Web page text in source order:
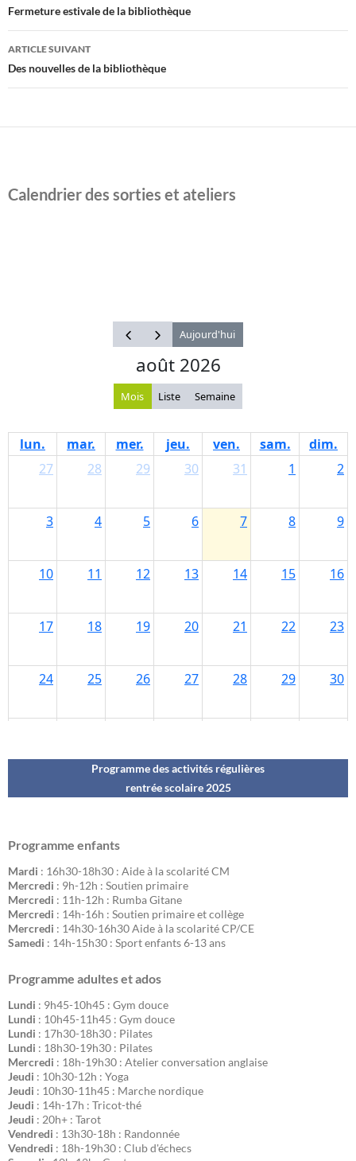
des
articles
Fermeture estivale de la bibliothèque
ARTICLE SUIVANT
Des nouvelles de la bibliothèque
Calendrier des sorties et ateliers
Programme des activités régulières
rentrée scolaire 2025
Programme enfants
Mardi : 16h30-18h30 : Aide à la scolarité CM
Mercredi : 9h-12h : Soutien primaire
Mercredi : 11h-12h : Rumba Gitane
Mercredi : 14h-16h : Soutien primaire et collège
Mercredi : 14h30-16h30 Aide à la scolarité CP/CE
Samedi : 14h-15h30 : Sport enfants 6-13 ans
Programme adultes et ados
Lundi : 9h45-10h45 : Gym douce
Lundi : 10h45-11h45 : Gym douce
Lundi : 17h30-18h30 : Pilates
Lundi : 18h30-19h30 : Pilates
Mercredi : 18h-19h30 : Atelier conversation anglaise
Jeudi : 10h30-12h : Yoga
Jeudi : 10h30-11h45 : Marche nordique
Jeudi : 14h-17h : Tricot-thé
Jeudi : 20h+ : Tarot
Vendredi : 13h30-18h : Randonnée
Vendredi : 18h-19h30 : Club d'échecs